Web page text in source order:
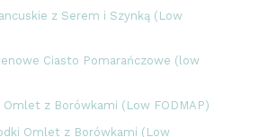
z Serem i Szynką (Low
Ciasto Pomarańczowe (low
Omlet z Borówkami (Low FODMAP)
Omlet z Borówkami (Low